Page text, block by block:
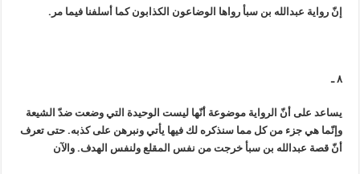
إنّ رواية عبدالله بن سبأ رواها الوضاعون الكذابون كما أسلفنا فيما مر.
٨ ـ
يساعد على أنّ الرواية موضوعة أنّها ليست الوحيدة التي وضعت ضدّ الشيعة
وإنّما هي جزء من كل مما سنذكره لك فيها يأتي ونبرهن على كذبه. حتى تعرف
أنّ قصة عبدالله بن سبأ خرجت من نفس المقلع ولنفس الهدف. والآن